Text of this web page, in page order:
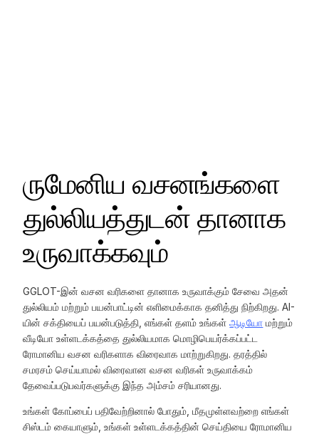
ருமேனிய வசனங்களை
துல்லியத்துடன் தானாக
உருவாக்கவும்
GGLOT-இன் வசன வரிகளை தானாக உருவாக்கும் சேவை அதன்
துல்லியம் மற்றும் பயன்பாட்டின் எளிமைக்காக தனித்து நிற்கிறது. AI-
யின் சக்தியைப் பயன்படுத்தி, எங்கள் தளம் உங்கள்ஆடியோ மற்றும்
வீடியோ உள்ளடக்கத்தை துல்லியமாக மொழிபெயர்க்கப்பட்ட
ரோமானிய வசன வரிகளாக விரைவாக மாற்றுகிறது. தரத்தில்
சமரசம் செய்யாமல் விரைவான வசன வரிகள் உருவாக்கம்
தேவைப்படுபவர்களுக்கு இந்த அம்சம் சரியானது.
உங்கள் கோப்பைப் பதிவேற்றினால் போதும், மீதமுள்ளவற்றை எங்கள்
சிஸ்டம் கையாளும், உங்கள் உள்ளடக்கத்தின் செய்தியை ரோமானிய